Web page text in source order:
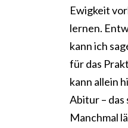
Ewigkeit
lernen.
kann ich
für das
kann allein
Abitur – das
Manchmal